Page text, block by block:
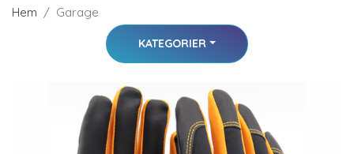
Hem Garage
KATEGORIER